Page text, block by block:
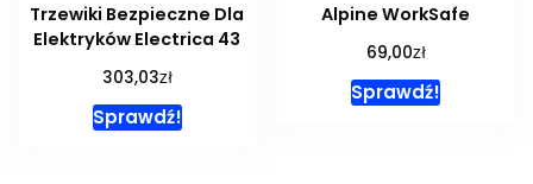
Trzewiki Bezpieczne Dla
Elektryków Electrica 43
303,03zł
Sprawdź!
Alpine WorkSafe
69,00zł
Sprawdź!